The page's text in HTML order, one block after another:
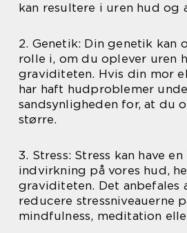
kan resultere i uren hud og
2. Genetik: Din genetik kan
rolle i, om du oplever uren
graviditeten. Hvis din mor
har haft hudproblemer
sandsynligheden for, at du
større.
3. Stress: Stress kan have
indvirkning på vores hud,
graviditeten. Det anbefales
reducere stressniveauerne
mindfulness, meditation